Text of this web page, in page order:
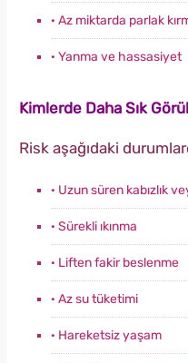
· Az miktarda parlak
· Yanma ve hassasiyet
Kimlerde Daha Sık
Risk aşağıdaki
· Uzun süren kabızlık
· Sürekli ıkınma
· Liften fakir beslenme
· Az su tüketimi
· Hareketsiz yaşam